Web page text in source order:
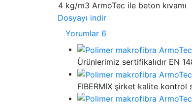
4 kg/m3 ArmoTec ile beton kıvamı
Dosyayı indir
Yorumlar 6
Ürünlerimiz sertifikalıdır EN
FIBERMIX şirket kalite kontrol